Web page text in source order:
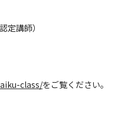
定講師）
class/をご覧ください。